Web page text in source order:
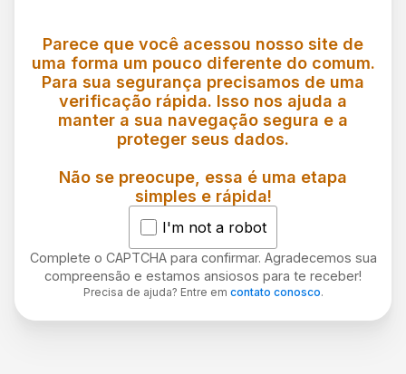
Parece que você acessou nosso site de
uma forma um pouco diferente do comum.
Para sua segurança precisamos de uma
verificação rápida. Isso nos ajuda a
manter a sua navegação segura e a
proteger seus dados.
Não se preocupe, essa é uma etapa
simples e rápida!
I'm not a robot
Complete o CAPTCHA para confirmar. Agradecemos sua
compreensão e estamos ansiosos para te receber!
Precisa de ajuda? Entre em contato conosco.